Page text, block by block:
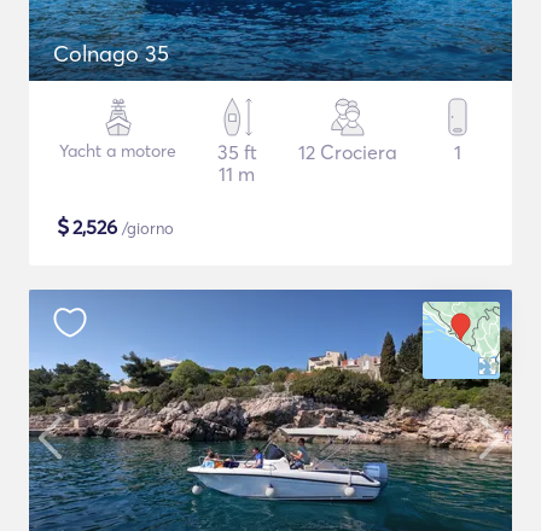
Colnago 35
Yacht a motore
35 ft
11 m
12 Crociera 1
$2,526 /giorno